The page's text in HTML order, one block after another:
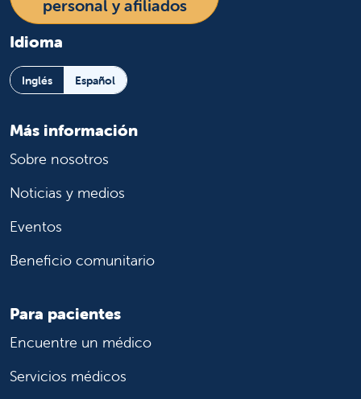
personal y afiliados
Idioma
Inglés Español
Más información
Sobre nosotros
Noticias y medios
Eventos
Beneficio comunitario
Para pacientes
Encuentre un médico
Servicios médicos